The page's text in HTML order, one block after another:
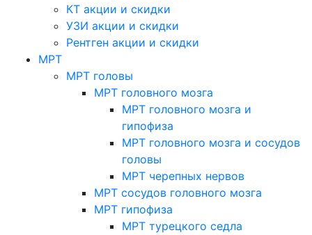
КТ акции и скидки
УЗИ акции и скидки
Рентген акции и скидки
МРТ
МРТ головы
МРТ головного мозга
МРТ головного мозга и
гипофиза
МРТ головного мозга и сосудов
головы
МРТ черепных нервов
МРТ сосудов головного мозга
МРТ гипофиза
МРТ турецкого седла